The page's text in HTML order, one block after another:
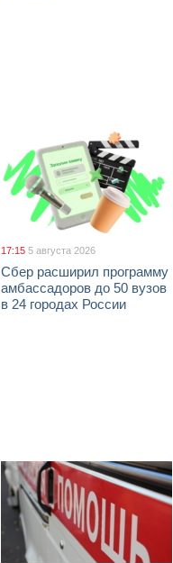
17:15 5 августа 2026
Сбер расширил программу
амбассадоров до 50 вузов
в 24 городах России